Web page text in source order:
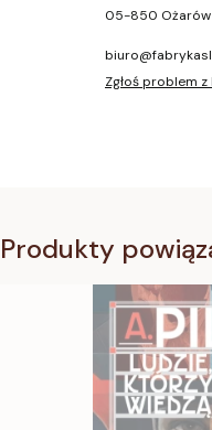
05-850 Ożarów
Zgłoś problem
Produkty